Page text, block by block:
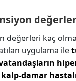
değerleri kaç
uygulama ile
damar